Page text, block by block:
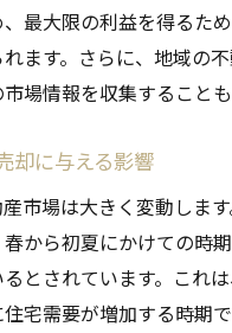
最大限の利益を得るた
ます。さらに、地域の
場情報を収集することも
却に与える影響
市場は大きく変動しま
から初夏にかけての時
とされています。これ
宅需要が増加する時期